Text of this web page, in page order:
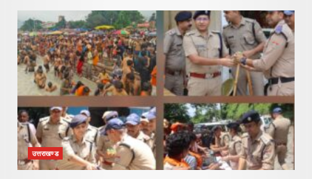
उत्तराखण्ड